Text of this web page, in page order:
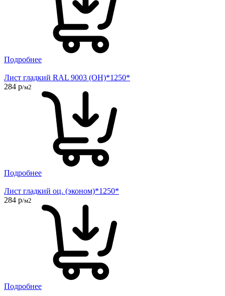
Подробнее
Лист гладкий RAL 9003 (ОН)*1250*
284 р/м2
Подробнее
Лист гладкий оц. (эконом)*1250*
284 р/м2
Подробнее